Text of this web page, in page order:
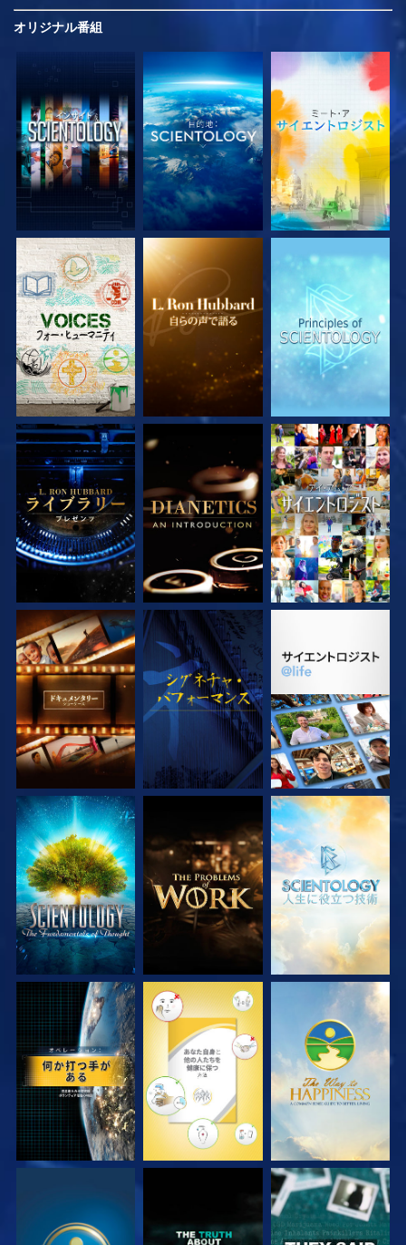
オリジナル番組
シリーズを探求 シリーズを探求 シリーズを探求
シリーズを探求 シリーズを探求 観る
シリーズを探求 観る シリーズを探求
シリーズを探求 シリーズを探求 シリーズを探求
観る 観る 観る
観る 観る 観る